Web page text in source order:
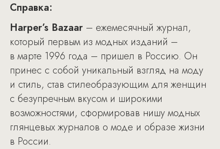
Справка:
Harper’s Bazaar – ежемесячный журнал,
который первым из модных изданий –
в марте 1996 года – пришел в Россию. Он
принес с собой уникальный взгляд на моду
и стиль, став стилеобразующим для женщин
с безупречным вкусом и широкими
возможностями, сформировав нишу модных
глянцевых журналов о моде и образе жизни
в России.